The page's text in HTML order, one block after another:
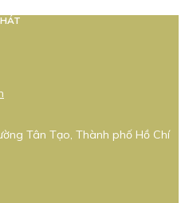
Tân Tạo, Thành phố Hồ Chí